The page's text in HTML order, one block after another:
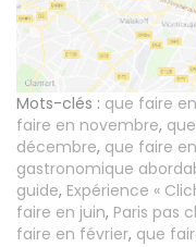
Mots-clés : que faire
faire en novembre,
décembre, que faire
gastronomique
guide, Expérience «
faire en juin, Paris pas
faire en février, que